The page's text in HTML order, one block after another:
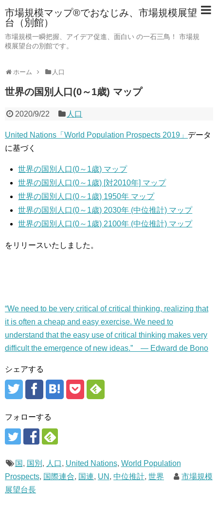
市場規模マップ®でおなじみ、市場規模展望
台（別館）
市場規模一瞬把握、アイデア促進、面白い の一石三鳥！ 市場規
模展望台の別館です。
ホーム 人口
世界の国別人口(0～1歳) マップ
2020/9/22 人口
United Nations「World Population Prospects 2019」 データ
に基づく
世界の国別人口(0～1歳) マップ
世界の国別人口(0～1歳) [対2010年] マップ
世界の国別人口(0～1歳) 1950年 マップ
世界の国別人口(0～1歳) 2030年 (中位推計) マップ
世界の国別人口(0～1歳) 2100年 (中位推計) マップ
をリリースいたしました。
“We need to be very critical of critical thinking, realizing that
it is often a cheap and easy exercise. We need to
understand that the easy use of critical thinking makes very
difficult the emergence of new ideas.” — Edward de Bono
シェアする
フォローする
国 , 国別 , 人口, United Nations, World Population
Prospects, 国際連合, 国連, UN , 中位推計, 世界
市場規模
展望台長